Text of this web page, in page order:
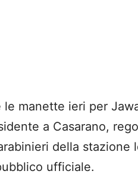
le manette ieri per
a Casarano,
della stazione
ufficiale.